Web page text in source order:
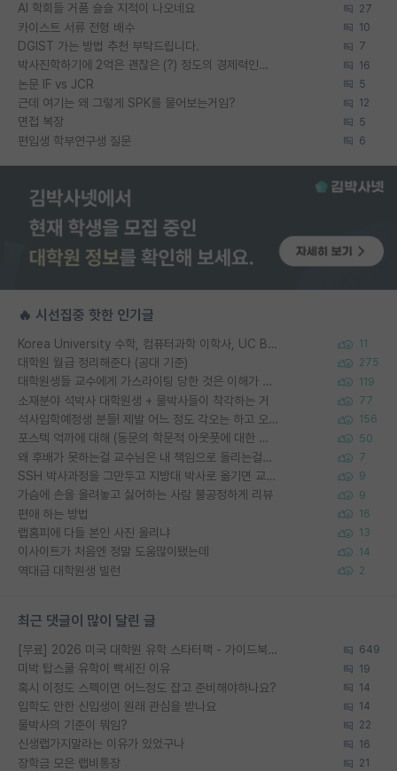
AI 학회들 거품 슬슬 지적이 나오네요 27
카이스트 서류 전형 배수 10
DGIST 가는 방법 추천 부탁드립니다. 7
박사진학하기에 2억은 괜찮은 (?) 정도의 경제력인가요 16
논문 IF vs JCR 5
근데 여기는 왜 그렇게 SPK를 물어보는거임? 12
면접 복장 5
편입생 학부연구생 질문 6
🔥 시선집중 핫한 인기글
Korea University 수학, 컴퓨터과학 이학사, UC Berkeley 산업공학 대학원 공학박사가 되는 것은 쉽지 않겠죠? 11
대학원 월급 정리해준다 (공대 기준) 275
대학원생들 교수에게 가스라이팅 당한 것은 이해가 갑니다. 안타깝네요. 119
소재분야 석박사 대학원생 + 물박사들이 착각하는 거 77
석사입학예정생 분들! 제발 어느 정도 각오는 하고 오세요. 156
포스텍 억까에 대해 (동문의 학문적 아웃풋에 대한 반박) 50
왜 후배가 못하는걸 교수님은 내 책임으로 돌리는걸까요? 7
SSH 박사과정을 그만두고 지방대 박사로 옮기면 교수의 꿈은 끝일까요? 9
가슴에 손을 올려놓고 싫어하는 사람 불공정하게 리뷰 9
편애 하는 방법 16
랩홈피에 다들 본인 사진 올리냐 13
이사이트가 처음엔 정말 도움많이됐는데 14
역대급 대학원생 빌런 2
최근 댓글이 많이 달린 글
[무료] 2026 미국 대학원 유학 스타터팩 - 가이드북 & 합격자 컨택메일 템플릿 649
미박 탑스쿨 유학이 빡세진 이유 19
혹시 이정도 스펙이면 어느정도 잡고 준비해야하나요? 14
입학도 안한 신입생이 원래 관심을 받나요 14
물박사의 기준이 뭐임? 22
신생랩가지말라는 이유가 있었구나 16
장학금 모은 랩비통장 21